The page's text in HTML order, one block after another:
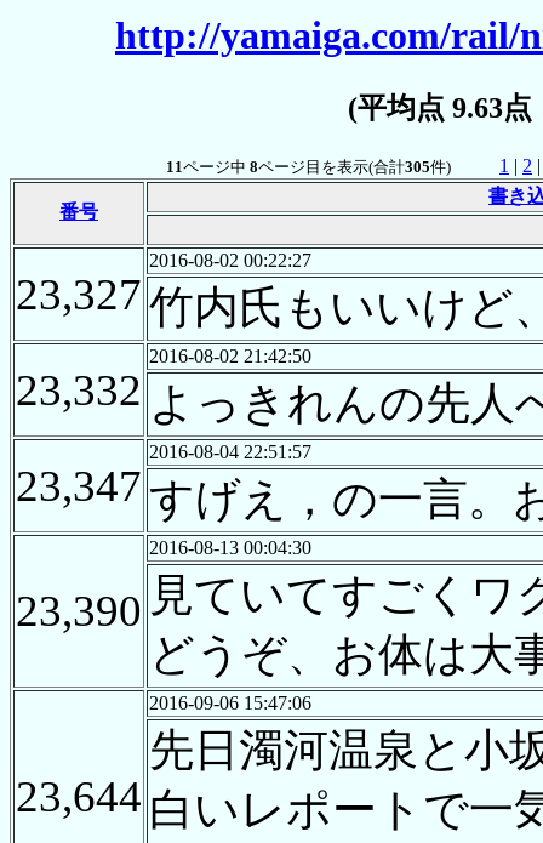
http://yamaiga.com/rail/
(平均点 9.63
11ページ中 8ページ目を表示(合計305件) 1 | 2
番号
書き
23,327
2016-08-02 00:22:27
竹内氏もいいけど
23,332
2016-08-02 21:42:50
よっきれんの先人
23,347
2016-08-04 22:51:57
すげえ，の一言。
23,390
2016-08-13 00:04:30
見ていてすごくワ
どうぞ、お体は大
23,644
2016-09-06 15:47:06
先日濁河温泉と小
白いレポートで一